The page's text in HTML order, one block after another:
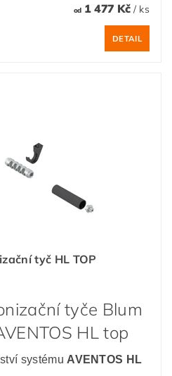
od1 477 Kč / ks
DETAIL
tyč HL TOP
tyče Blum
HL top
systému AVENTOS HL